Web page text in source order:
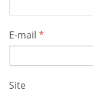
E-mail *
Site